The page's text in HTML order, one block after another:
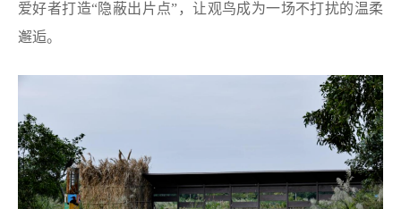
爱好者打造“隐蔽出片点”，让观鸟成为一场不打扰的温柔
邂逅。